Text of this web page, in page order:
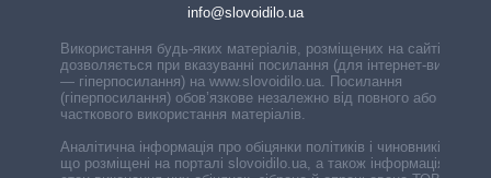
info@slovoidilo.ua
Використання будь-яких матеріалів, розміщених на сайті,
дозволяється при вказуванні посилання (для інтернет-видань
— гіперпосилання) на www.slovoidilo.ua. Посилання
(гіперпосилання) обов’язкове незалежно від повного або
часткового використання матеріалів.
Аналітична інформація про обіцянки політиків і чиновників,
що розміщені на порталі slovoidilo.ua, а також інформація про